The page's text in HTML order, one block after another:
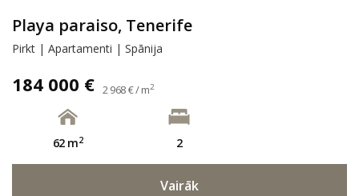
Playa paraiso, Tenerife
Pirkt | Apartamenti | Spānija
184 000 € 2 968 € / m2
62 m2 2
Vairāk